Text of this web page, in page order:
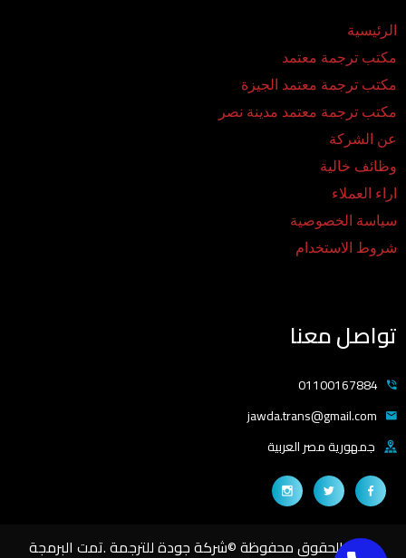
الرئيسية
مكتب ترجمة معتمد
مكتب ترجمة معتمد الجيزة
مكتب ترجمة معتمد مدينة نصر
عن الشركة
وظائف خالية
اراء العملاء
سياسة الخصوصية
شروط الاستخدام
تواصل معنا
01100167884
jawda.trans@gmail.com
جمهورية مصر العربية
جميع الحقوق محفوظة ©شركة جودة للترجمة .تمت البرمجة